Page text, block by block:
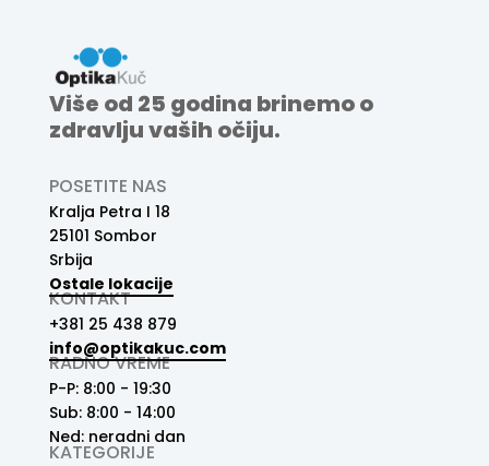
Više od 25 godina brinemo o
zdravlju vaših očiju.
POSETITE NAS
Kralja Petra I 18
25101 Sombor
Srbija
Ostale lokacije
KONTAKT
+381 25 438 879
info@optikakuc.com
RADNO VREME
P-P: 8:00 - 19:30
Sub: 8:00 - 14:00
Ned: neradni dan
KATEGORIJE